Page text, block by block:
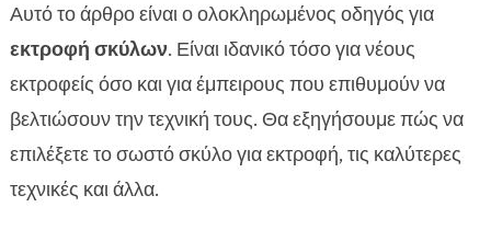
 Πώς να εκπαιδεύσετε τον σκύλο σας
 Η σημασία της διατροφής των σκύλων
 Προτεινόμενα προϊόντα διατροφής για σκύλους
 Προσφορά εκπαίδευσης σκύλων
 Κοινωνικοποίηση των σκύλων
 Τα κοινά προβλήματα στην εκτροφή σκύλων
Αυτό το άρθρο είναι ο ολοκληρωμένος οδηγός για
εκτροφή σκύλων. Είναι ιδανικό τόσο για νέους
εκτροφείς όσο και για έμπειρους που επιθυμούν να
βελτιώσουν την τεχνική τους. Θα εξηγήσουμε πώς να
επιλέξετε το σωστό σκύλο για εκτροφή, τις καλύτερες
τεχνικές και άλλα.